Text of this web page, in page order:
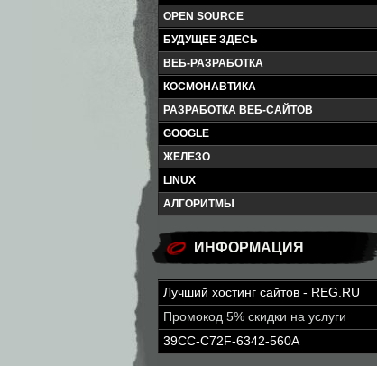
OPEN SOURCE
БУДУЩЕЕ ЗДЕСЬ
ВЕБ-РАЗРАБОТКА
КОСМОНАВТИКА
РАЗРАБОТКА ВЕБ-САЙТОВ
GOOGLE
ЖЕЛЕЗО
LINUX
АЛГОРИТМЫ
ИНФОРМАЦИЯ
Лучший хостинг сайтов - REG.RU
Промокод 5% скидки на услуги
39CC-C72F-6342-560A